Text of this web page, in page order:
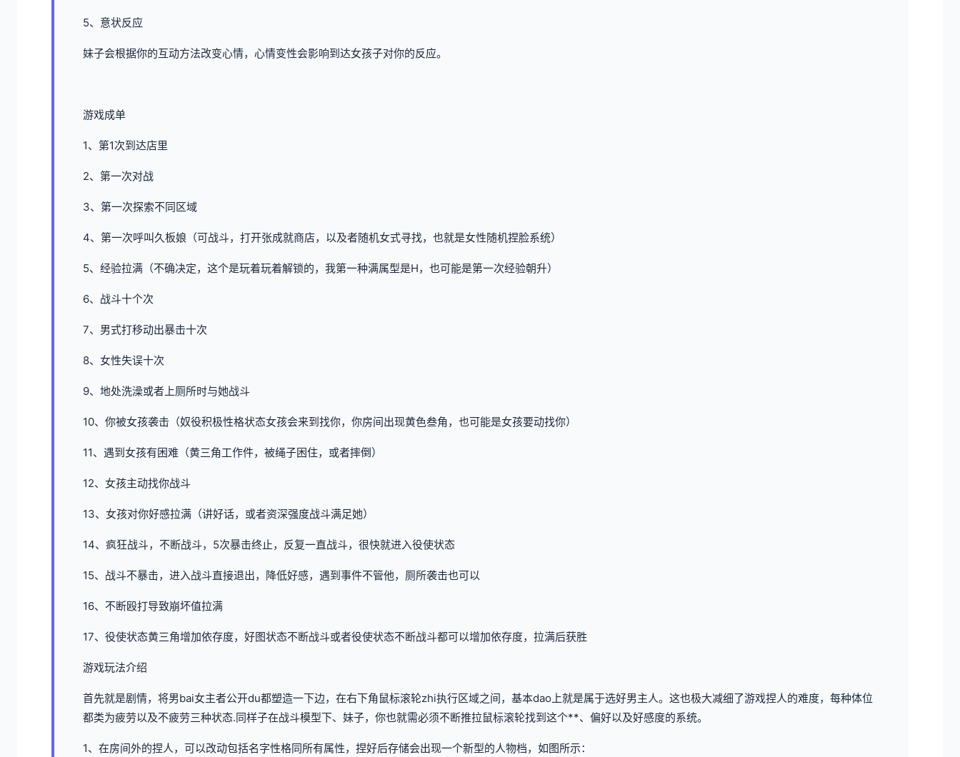
5、意状反应
妹子会根据你的互动方法改变心情，心情变性会影响到达女孩子对你的反应。
游戏成单
1、第1次到达店里
2、第一次对战
3、第一次探索不同区域
4、第一次呼叫久板娘（可战斗，打开张成就商店，以及者随机女式寻找，也就是女性随机捏脸系统）
5、经验拉满（不确决定，这个是玩着玩着解锁的，我第一种满属型是H，也可能是第一次经验朝升）
6、战斗十个次
7、男式打移动出暴击十次
8、女性失误十次
9、地处洗澡或者上厕所时与她战斗
10、你被女孩袭击（奴役积极性格状态女孩会来到找你，你房间出现黄色叁角，也可能是女孩要动找你）
11、遇到女孩有困难（黄三角工作件，被绳子困住，或者摔倒）
12、女孩主动找你战斗
13、女孩对你好感拉满（讲好话，或者资深强度战斗满足她）
14、疯狂战斗，不断战斗，5次暴击终止，反复一直战斗，很快就进入役使状态
15、战斗不暴击，进入战斗直接退出，降低好感，遇到事件不管他，厕所袭击也可以
16、不断殴打导致崩坏值拉满
17、役使状态黄三角增加依存度，好图状态不断战斗或者役使状态不断战斗都可以增加依存度，拉满后获胜
游戏玩法介绍
首先就是剧情，将男bai女主者公开du都塑造一下边，在右下角鼠标滚轮zhi执行区域之间，基本dao上就是属于选好男主人。这也极大减细了游戏捏人的难度，每种体位
都类为疲劳以及不疲劳三种状态.同样子在战斗模型下、妹子，你也就需必须不断推拉鼠标滚轮找到这个**、偏好以及好感度的系统。
1、在房间外的捏人，可以改动包括名字性格同所有属性，捏好后存储会出现一个新型的人物档，如图所示：